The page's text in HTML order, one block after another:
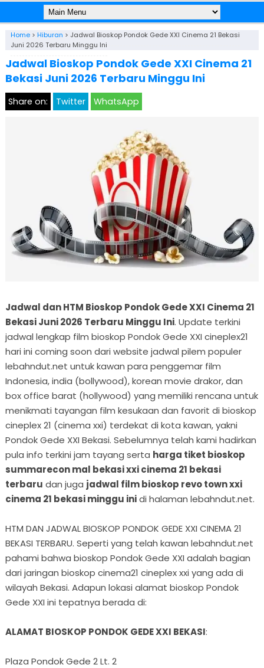
Home> Hiburan > Jadwal Bioskop Pondok Gede XXI Cinema 21 Bekasi
Juni 2026 Terbaru Minggu Ini
Jadwal Bioskop Pondok Gede XXI Cinema 21
Bekasi Juni 2026 Terbaru Minggu Ini
Share on: Twitter WhatsApp
Jadwal dan HTM Bioskop Pondok Gede XXI Cinema 21
Bekasi Juni 2026 Terbaru Minggu Ini. Update terkini
jadwal lengkap film bioskop Pondok Gede XXI cineplex21
hari ini coming soon dari website jadwal pilem populer
lebahndut.net untuk kawan para penggemar film
Indonesia, india (bollywood), korean movie drakor, dan
box office barat (hollywood) yang memiliki rencana untuk
menikmati tayangan film kesukaan dan favorit di bioskop
cineplex 21 (cinema xxi) terdekat di kota kawan, yakni
Pondok Gede XXI Bekasi. Sebelumnya telah kami hadirkan
pula info terkini jam tayang serta harga tiket bioskop
summarecon mal bekasi xxi cinema 21 bekasi
terbaru dan juga jadwal film bioskop revo town xxi
cinema 21 bekasi minggu inidi halaman lebahndut.net.
HTM DAN JADWAL BIOSKOP PONDOK GEDE XXI CINEMA 21
BEKASI TERBARU. Seperti yang telah kawan lebahndut.net
pahami bahwa bioskop Pondok Gede XXI adalah bagian
dari jaringan bioskop cinema21 cineplex xxi yang ada di
wilayah Bekasi. Adapun lokasi alamat bioskop Pondok
Gede XXI ini tepatnya berada di:
ALAMAT BIOSKOP PONDOK GEDE XXI BEKASI:
Plaza Pondok Gede 2 Lt. 2